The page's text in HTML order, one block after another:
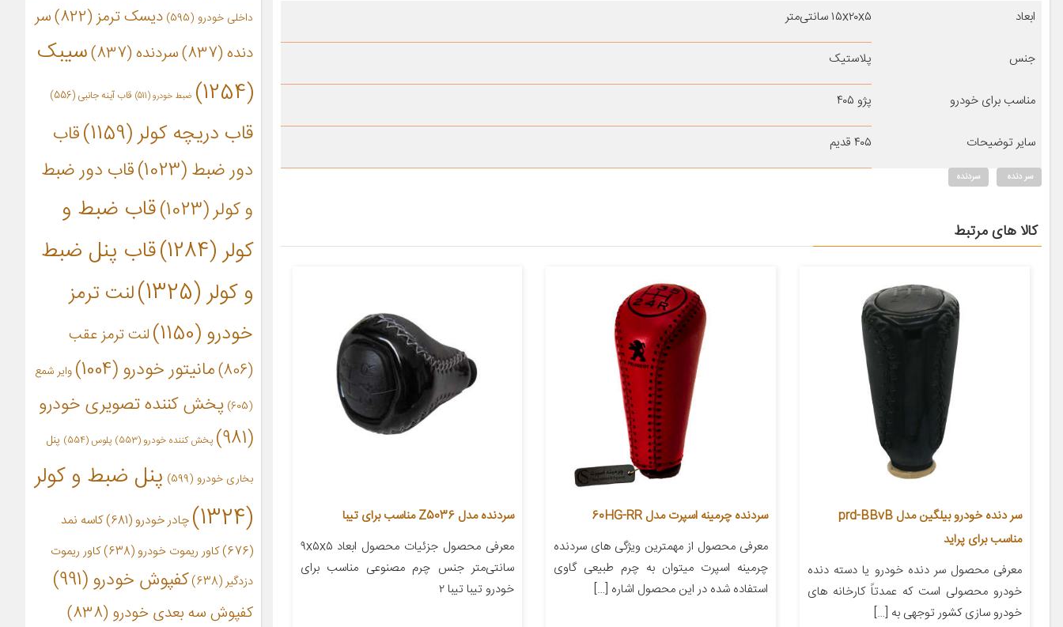
ابعاد ۱۵x۲۰x۵ سانتی‌متر
جنس پلاستیک
مناسب برای خودرو پژو ۴۰۵
سایر توضیحات ۴۰۵ قدیم
سر دنده سردنده
کالا های مرتبط
سر دنده خودرو بیلگین مدل prd-BBvB
مناسب برای پراید
معرفی محصول سر دنده خودرو یا دسته دنده
خودرو محصولی است که عمدتاً کارخانه های
خودرو سازی کشور توجهی به […]
سردنده چرمینه اسپرت مدل 60HG-RR
معرفی محصول از مهمترین ویژگی های سردنده
چرمینه اسپرت میتوان به چرم طبیعی گاوی
استفاده شده در این محصول اشاره […]
سردنده مدل Z5036 مناسب برای تیبا
معرفی محصول جزئیات محصول ابعاد ۹x۵x۵
سانتی‌متر جنس چرم مصنوعی مناسب برای
خودرو تیبا تیبا ۲
داخلی خودرو (595) دیسک ترمز(822)
سر
دنده(837) سردنده(837)
سیبک
(1254)
ضبط خودرو(511) قاب آینه جانبی (556)
قاب دریچه کولر(1159)
قاب
دور ضبط(1023)
قاب دور ضبط
و کولر(1023)
قاب ضبط و
کولر(1284)
قاب پنل ضبط
و کولر(1325)
لنت ترمز
خودرو(1150)
لنت ترمز عقب
(806)
مانیتور خودرو(1004)
وایر شمع
(605)
پخش کننده تصویری خودرو
(981)
پخش کننده خودرو(553) پلوس(554) پنل
بخاری خودرو (599)
پنل ضبط و کولر
(1324)
چادر خودرو (681)
کاسه نمد
(676)
کاور ریموت خودرو(638)
کاور ریموت
دزدگیر(638) کفپوش خودرو(991)
کفپوش سه بعدی خودرو (838)